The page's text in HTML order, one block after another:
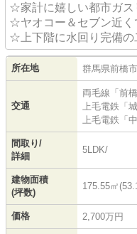
☆家計に嬉しい都市ガ
☆ヤオコー＆セブン近く
☆上下階に水回り完備の
所在地 群馬県前橋市
交通
両毛線 「 前橋
上毛電鉄 「
上毛電鉄 「
間取り/
詳細
5LDK/
建物面積
(坪数)
175.55㎡
価格 2,700万円